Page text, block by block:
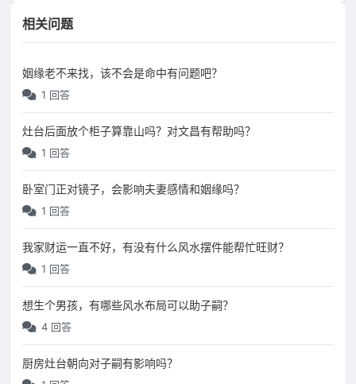
相关问题
姻缘老不来找，该不会是命中有问题吧？
1 回答
灶台后面放个柜子算靠山吗？对文昌有帮助吗？
1 回答
卧室门正对镜子，会影响夫妻感情和姻缘吗？
1 回答
我家财运一直不好，有没有什么风水摆件能帮忙旺财？
1 回答
想生个男孩，有哪些风水布局可以助子嗣？
4 回答
厨房灶台朝向对子嗣有影响吗？